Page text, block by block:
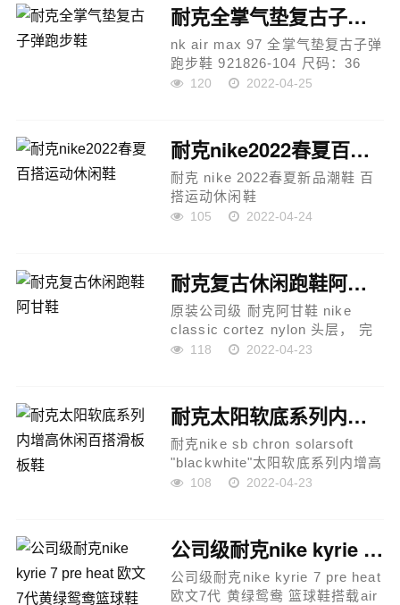
耐克全掌气垫复古子弹跑步鞋
nk air max 97 全掌气垫复古子弹
跑步鞋 921826-104 尺码：36
36.5 37.5 38 38.5 39 40 40.5 41
120 2022-04-25
耐克nike2022春夏百搭运动休闲鞋
耐克 nike 2022春夏新品潮鞋 百
搭运动休闲鞋
... 105 2022-04-24
耐克复古休闲跑鞋阿甘鞋
原装公司级 耐克阿甘鞋 nike
classic cortez nylon 头层， 完
美楦型 eva轻量缓震材质 采用最
闲跑鞋...
118 2022-04-23
耐克太阳软底系列内增高休闲百搭滑板板鞋
耐克nike sb chron solarsoft
"blackwhite"太阳软底系列内增高
休闲百搭滑板板鞋
货号：cd6278-600
尺码：36 36.5 3...
108 2022-04-23
公司级耐克nike kyrie 7 pre heat 欧文7代黄绿鸳鸯篮球鞋
公司级耐克nike kyrie 7 pre heat
欧文7代 黄绿鸳鸯 篮球鞋搭载air